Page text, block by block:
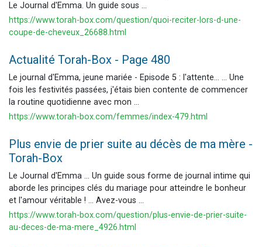
Le Journal d'Emma. Un guide sous ...
https://www.torah-box.com/question/quoi-reciter-lors-d-une-
coupe-de-cheveux_26688.html
Actualité Torah-Box - Page 480
Le journal d'Emma, jeune mariée - Episode 5 : l'attente... ... Une
fois les festivités passées, j'étais bien contente de commencer
la routine quotidienne avec mon ...
https://www.torah-box.com/femmes/index-479.html
Plus envie de prier suite au décès de ma mère -
Torah-Box
Le Journal d'Emma ... Un guide sous forme de journal intime qui
aborde les principes clés du mariage pour atteindre le bonheur
et l'amour véritable ! ... Avez-vous ...
https://www.torah-box.com/question/plus-envie-de-prier-suite-
au-deces-de-ma-mere_4926.html